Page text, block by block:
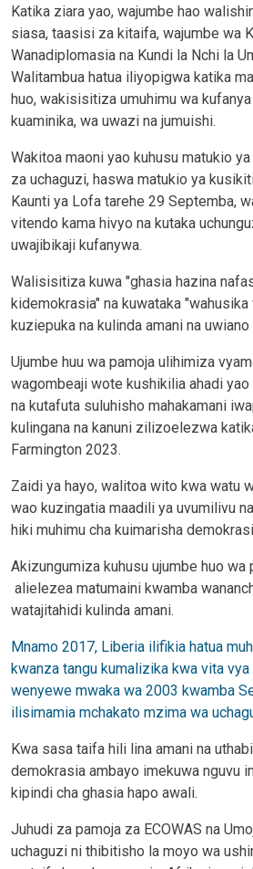
Katika ziara yao, wajumbe hao
siasa, taasisi za kitaifa, wajumbe wa
Wanadiplomasia na Kundi la Nchi la
Walitambua hatua iliyopigwa katika
huo, wakisisitiza umuhimu wa
kuaminika, wa uwazi na jumuishi.
Wakitoa maoni yao kuhusu matukio
za uchaguzi, haswa matukio ya
Kaunti ya Lofa tarehe 29 Septemba,
vitendo kama hivyo na kutaka
uwajibikaji kufanywa.
Walisisitiza kuwa "ghasia hazina
kidemokrasia" na kuwataka
kuziepuka na kulinda amani na
Ujumbe huu wa pamoja ulihimiza
wagombeaji wote kushikilia ahadi yao
na kutafuta suluhisho mahakamani
kulingana na kanuni zilizoelezwa
Farmington 2023.
Zaidi ya hayo, walitoa wito kwa watu
wao kuzingatia maadili ya uvumilivu
hiki muhimu cha kuimarisha
Akizungumiza kuhusu ujumbe huo wa
alielezea matumaini kwamba
watajitahidi kulinda amani.
Mnamo 2017, Liberia ilifikia hatua
kwanza tangu kumalizika kwa vita
wenyewe mwaka wa 2003 kwamba
ilisimamia mchakato mzima wa
Kwa sasa taifa hili lina amani na
demokrasia ambayo imekuwa nguvu
kipindi cha ghasia hapo awali.
Juhudi za pamoja za ECOWAS na
uchaguzi ni thibitisho la moyo wa